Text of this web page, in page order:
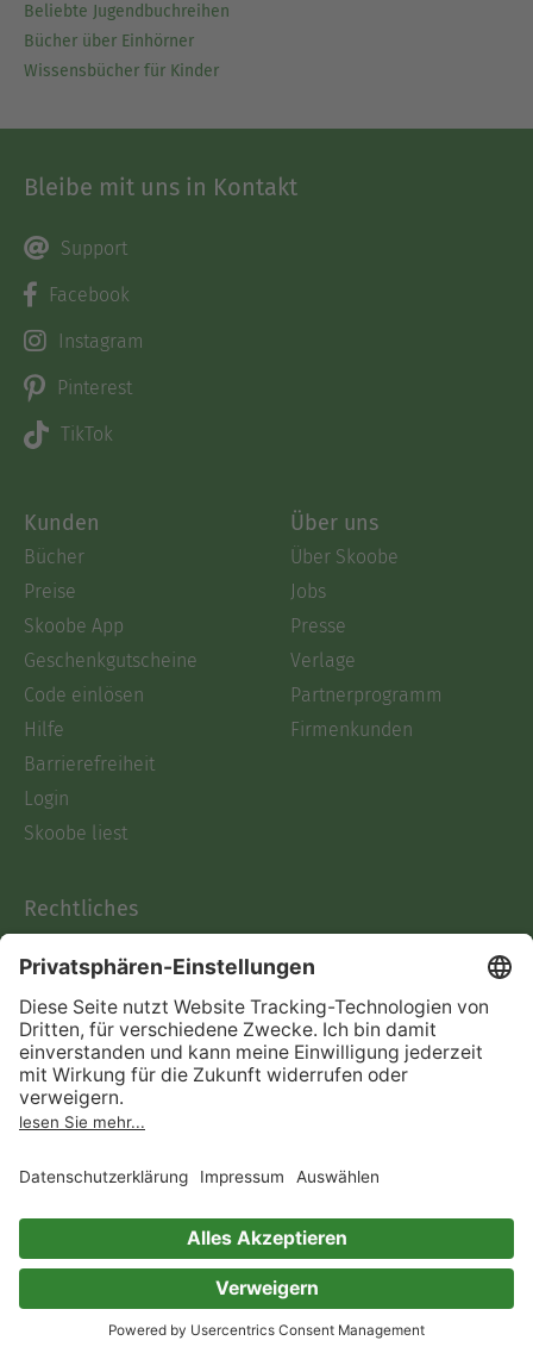
Beliebte Jugendbuchreihen
Bücher über Einhörner
Wissensbücher für Kinder
Bleibe mit uns in Kontakt
Support
Facebook
Instagram
Pinterest
TikTok
Kunden
Bücher
Preise
Skoobe App
Geschenkgutscheine
Code einlösen
Hilfe
Barrierefreiheit
Login
Skoobe liest
Über uns
Über Skoobe
Jobs
Presse
Verlage
Partnerprogramm
Firmenkunden
Rechtliches
AGB
Informationen nach Data
Act
Verträge hier kündigen
Impressum
Immer ein gutes Buch